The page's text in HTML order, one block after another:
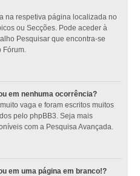
na respetiva página localizada no
ou Secções. Pode aceder à
Pesquisar que encontra-se
Fórum.
em nenhuma ocorrência?
vaga e foram escritos muitos
pelo phpBB3. Seja mais
com a Pesquisa Avançada.
em uma página em branco!?